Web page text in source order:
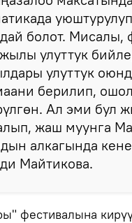
болот. Мисалы,
улуттук
улуттук
берилип,
Ал эми бул
жаш муунга
алкагында
Майтикова.
фестивалына